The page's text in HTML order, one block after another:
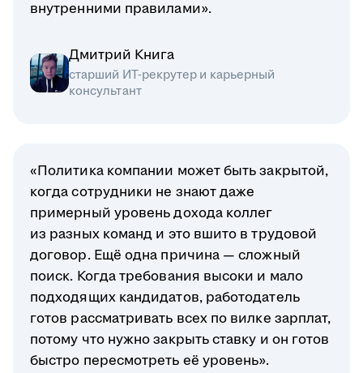
внутренними правилами».
Дмитрий Книга
старший ИТ-рекрутер и карьерный
консультант
«Политика компании может быть закрытой,
когда сотрудники не знают даже
примерный уровень дохода коллег
из разных команд и это вшито в трудовой
договор. Ещё одна причина — сложный
поиск. Когда требования высоки и мало
подходящих кандидатов, работодатель
готов рассматривать всех по вилке зарплат,
потому что нужно закрыть ставку и он готов
быстро пересмотреть её уровень».